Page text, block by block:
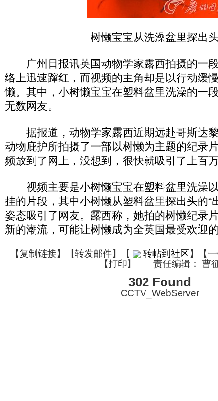
树懒宝宝从洗澡盆里探出
广州日报讯英国动物学家露西拍摄的一
络上迅速蹿红，而视频的主角却是以行动
懒。其中，小树懒宝宝在塑料盆里洗澡的一
无数网友。
据报道，动物学家露西近期远赴哥斯达
动物庇护所拍摄了一部以树懒为主题的纪录
频放到了网上，没想到，很快就吸引了上百
视频主要是小树懒宝宝在塑料盆里洗澡以
挂的片段，其中小树懒从塑料盆里探出头的“
姿态吸引了网友。露西称，她拍的树懒纪录
新的潮流，可能让树懒成为全英国最受欢迎
【复制链接】【转发邮件】 【 转帖到社区】【
【打印】 责任编辑： 曹
302 Found
CCTV_WebServer